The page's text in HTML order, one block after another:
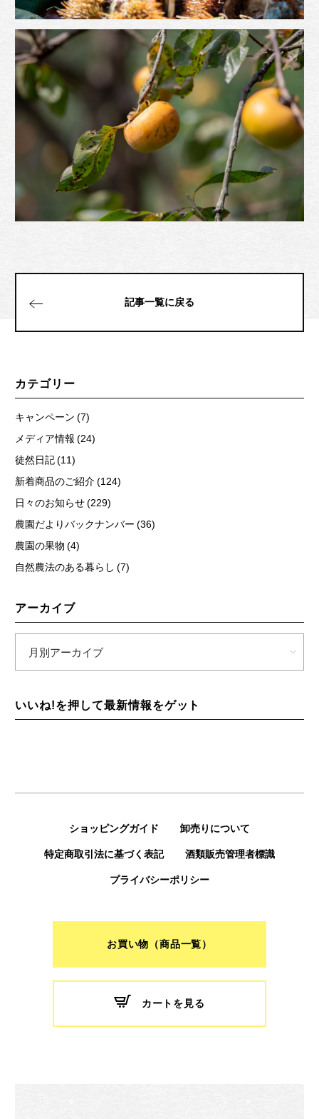
記事一覧に戻る
カテゴリー
キャンペーン (7)
メディア情報 (24)
徒然日記 (11)
新着商品のご紹介 (124)
日々のお知らせ (229)
農園だよりバックナンバー (36)
農園の果物 (4)
自然農法のある暮らし (7)
アーカイブ
いいね!を押して最新情報をゲット
ショッピングガイド 卸売りについて
特定商取引法に基づく表記 酒類販売管理者標識
プライバシーポリシー
お買い物（商品一覧）
カートを見る